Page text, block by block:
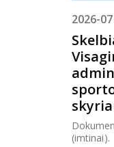
2026-
(imtinai).